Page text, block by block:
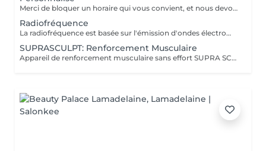
Merci de bloquer un horaire qui vous convient, et nous devons vous confirmer la bonne réception de votre demande de rendez-vous, laissez nous vos coordonnées ou appelez directement au 28795858 ou 691 696 697 Nous proposons un bilan personnalisé d'une heure qui comprend : -Analyse du corps avec une balance professionnelle qui calcule votre poids avec précision en déterminant les pourcentages de masse grasse et musculaire, le taux de graisse viscérale, la rétention d'eau ,votre IMC * et vos besoins caloriques. Analyse de votre silhouette et définition de vos objectifs, 1 premier séance sur un de nos appareils minceur haute technologie, Définition et proposition d'un parcours minceur adapté à votre profil et devis donné en fin de séance.
Radiofréquence
La radiofréquence est basée sur l'émission d'ondes électromagnétiques à très haute fréquence passant à travers la peau et qui produisent de la chaleur dans les tissus sous-cutanés. La chaleur produite va agir en profondeur, sans brûler la superficie, c'est-à-dire la peau. On arrive à chauffer jusqu'à 55° en profondeur, ce qui va stimuler les fibroblastes, lesquels vont fabriquer de nouvelles fibres d'élastine et de collagène. Parallèlement, la chaleur induit la rétraction des fibres de collagène préexistantes. Cette technique révolutionnaire traite en profondeur la peau, et stimule la production de nouveau collagène qui améliore la fermeté et la tension cutanée. L'effet de rétraction est immédiat, donnant un coup d'éclat visible et une meilleure fermeté de la peau. La rétraction se poursuit ensuite dans le temps.
SUPRASCULPT: Renforcement Musculaire
Appareil de renforcement musculaire sans effort SUPRA SCULPT: entreprise française ayant eu le prix de l'innovation pour cet appareil car très performant: ce sont des ondes électromagnétiques qui vont créer des contractions impossible à reproduire dans la vraie vie, et qui vont développer les muscles de la zone traitée: abdominaux, fessiers, cuisses avant ou arrières, bras, mollets.